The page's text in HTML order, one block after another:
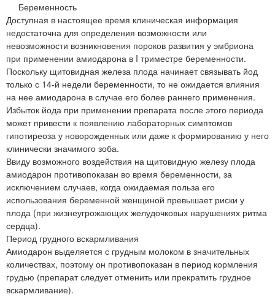
Беременность
Доступная в настоящее время клиническая информация
недостаточна для определения возможности или
невозможности возникновения пороков развития у эмбриона
при применении амиодарона в I триместре беременности.
Поскольку щитовидная железа плода начинает связывать йод
только с 14-й недели беременности, то не ожидается влияния
на нее амиодарона в случае его более раннего применения.
Избыток йода при применении препарата после этого периода
может привести к появлению лабораторных симптомов
гипотиреоза у новорожденных или даже к формированию у него
клинически значимого зоба.
Ввиду возможного воздействия на щитовидную железу плода
амиодарон противопоказан во время беременности, за
исключением случаев, когда ожидаемая польза его
использования беременной женщиной превышает риски у
плода (при жизнеугрожающих желудочковых нарушениях ритма
сердца).
Период грудного вскармливания
Амиодарон выделяется с грудным молоком в значительных
количествах, поэтому он противопоказан в период кормления
грудью (препарат следует отменить или прекратить грудное
вскармливание).